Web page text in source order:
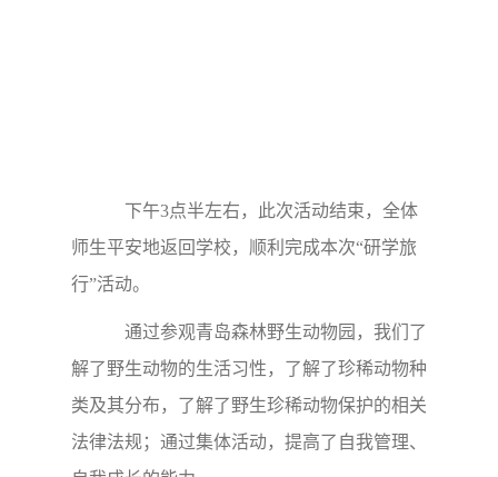
下午3点半左右，此次活动结束，全体
师生平安地返回学校，顺利完成本次“研学旅
行”活动。
通过参观青岛森林野生动物园，我们了
解了野生动物的生活习性，了解了珍稀动物种
类及其分布，了解了野生珍稀动物保护的相关
法律法规；通过集体活动，提高了自我管理、